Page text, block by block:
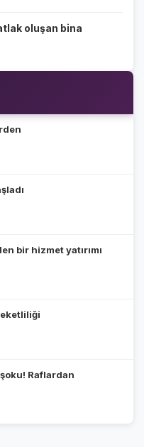
oluşan bina
bir hizmet yatırımı
Raflardan